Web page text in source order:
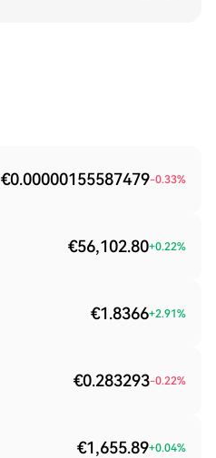
€0.00000155587479-0.33%
€56,102.80+0.22%
€1.8366+2.91%
€0.283293-0.22%
€1,655.89+0.04%